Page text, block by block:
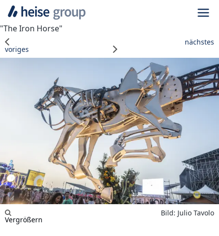
"The Iron Horse"
voriges
nächstes
Vergrößern
Bild: Julio Tavolo